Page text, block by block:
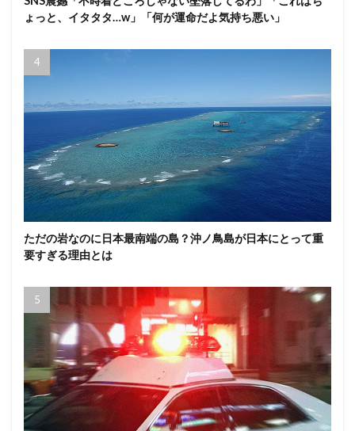
ょっと、イタタタ…w」「何が運命だよ気持ち悪い」
ただの岩なのに日本最南端の島？沖ノ鳥島が日本にとって重
要すぎる理由とは